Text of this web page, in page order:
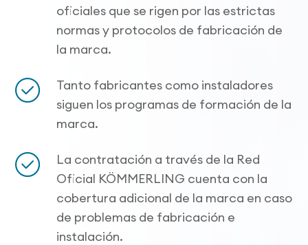
oficiales que se rigen por las estrictas
normas y protocolos de fabricación de
la marca.
Tanto fabricantes como instaladores
siguen los programas de formación de la
marca.
La contratación a través de la Red
Oficial KÖMMERLING cuenta con la
cobertura adicional de la marca en caso
de problemas de fabricación e
instalación.